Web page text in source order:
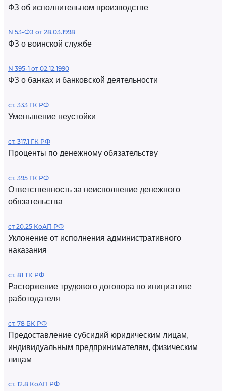
ФЗ об исполнительном производстве
N 53-ФЗ от 28.03.1998
ФЗ о воинской службе
N 395-1 от 02.12.1990
ФЗ о банках и банковской деятельности
ст. 333 ГК РФ
Уменьшение неустойки
ст. 317.1 ГК РФ
Проценты по денежному обязательству
ст. 395 ГК РФ
Ответственность за неисполнение денежного
обязательства
ст 20.25 КоАП РФ
Уклонение от исполнения административного
наказания
ст. 81 ТК РФ
Расторжение трудового договора по инициативе
работодателя
ст. 78 БК РФ
Предоставление субсидий юридическим лицам,
индивидуальным предпринимателям, физическим
лицам
ст. 12.8 КоАП РФ